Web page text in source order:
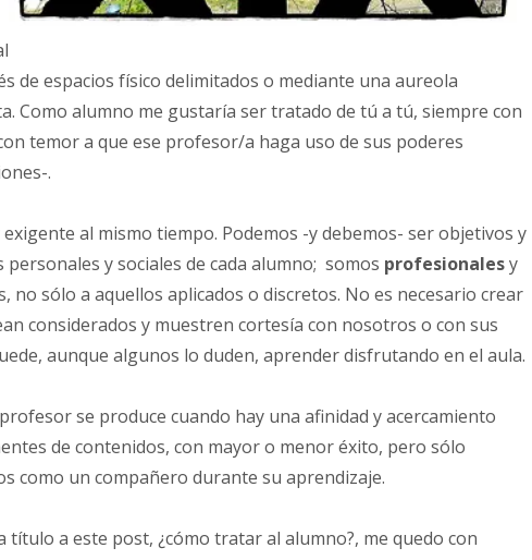
de espacios físico delimitados o mediante una aureola
Como alumno me gustaría ser tratado de tú a tú, siempre con
temor a que ese profesor/a haga uso de sus poderes
.
al mismo tiempo. Podemos -y debemos- ser objetivos y
y sociales de cada alumno; somos profesionalesy
no sólo a aquellos aplicados o discretos. No es necesario crear
considerados y muestren cortesía con nosotros o con sus
aunque algunos lo duden, aprender disfrutando en el aula.
se produce cuando hay una afinidad y acercamiento
de contenidos, con mayor o menor éxito, pero sólo
como un compañero durante su aprendizaje.
a este post, ¿cómo tratar al alumno?, me quedo con